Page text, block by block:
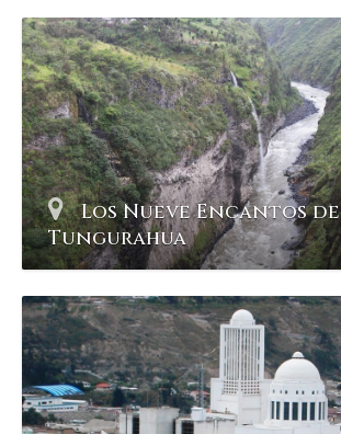
Los Nueve Encantos de
Tungurahua